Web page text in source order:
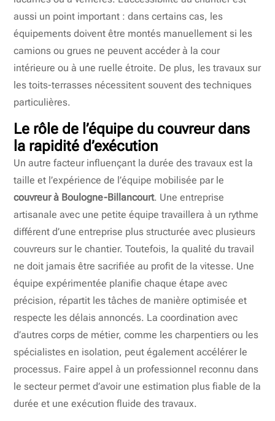
aussi un point important : dans certains cas, les
équipements doivent être montés manuellement si les
camions ou grues ne peuvent accéder à la cour
intérieure ou à une ruelle étroite. De plus, les travaux sur
les toits-terrasses nécessitent souvent des techniques
particulières.
Le rôle de l’équipe du couvreur dans
la rapidité d’exécution
Un autre facteur influençant la durée des travaux est la
taille et l’expérience de l’équipe mobilisée par le
couvreur à Boulogne-Billancourt. Une entreprise
artisanale avec une petite équipe travaillera à un rythme
différent d’une entreprise plus structurée avec plusieurs
couvreurs sur le chantier. Toutefois, la qualité du travail
ne doit jamais être sacrifiée au profit de la vitesse. Une
équipe expérimentée planifie chaque étape avec
précision, répartit les tâches de manière optimisée et
respecte les délais annoncés. La coordination avec
d’autres corps de métier, comme les charpentiers ou les
spécialistes en isolation, peut également accélérer le
processus. Faire appel à un professionnel reconnu dans
le secteur permet d’avoir une estimation plus fiable de la
durée et une exécution fluide des travaux.